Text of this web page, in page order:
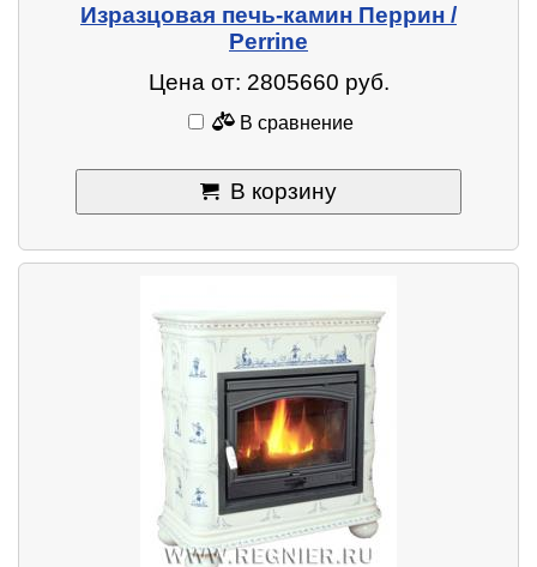
Изразцовая печь-камин Перрин /
Perrine
Цена от: 2805660 руб.
В сравнение
В корзину